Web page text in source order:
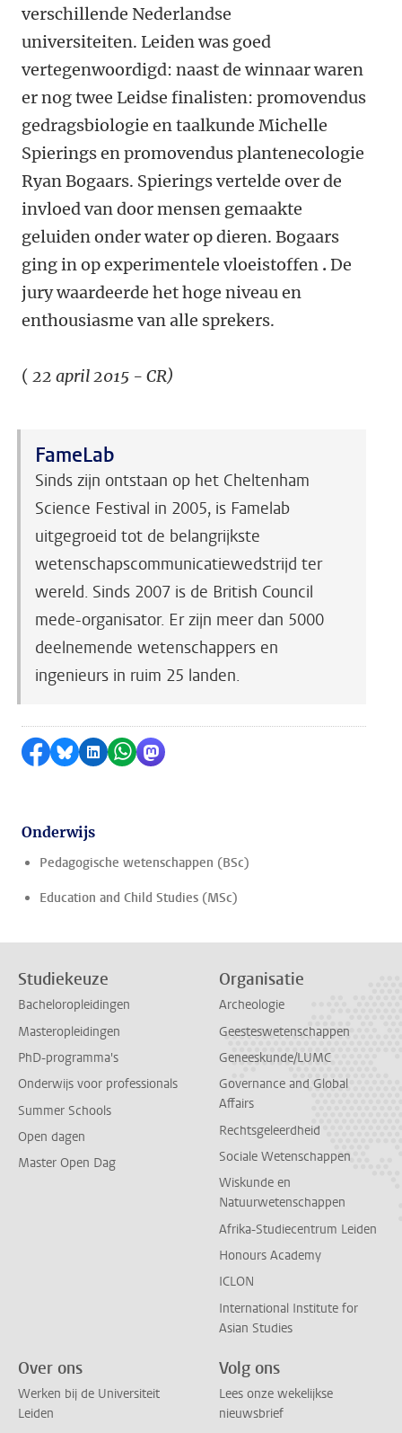
verschillende Nederlandse
universiteiten. Leiden was goed
vertegenwoordigd: naast de winnaar waren
er nog twee Leidse finalisten: promovendus
gedragsbiologie en taalkunde Michelle
Spierings en promovendus plantenecologie
Ryan Bogaars. Spierings vertelde over de
invloed van door mensen gemaakte
geluiden onder water op dieren. Bogaars
ging in op experimentele vloeistoffen . De
jury waardeerde het hoge niveau en
enthousiasme van alle sprekers.
( 22 april 2015 - CR)
FameLab
Sinds zijn ontstaan op het Cheltenham
Science Festival in 2005, is Famelab
uitgegroeid tot de belangrijkste
wetenschapscommunicatiewedstrijd ter
wereld. Sinds 2007 is de British Council
mede-organisator. Er zijn meer dan 5000
deelnemende wetenschappers en
ingenieurs in ruim 25 landen.
Delen op Facebook
Delen via Bluesky
Delen op LinkedIn
Delen via WhatsApp
Delen via Mastodon
Onderwijs
Pedagogische wetenschappen (BSc)
Education and Child Studies (MSc)
Studiekeuze
Bacheloropleidingen
Masteropleidingen
PhD-programma's
Onderwijs voor professionals
Summer Schools
Open dagen
Master Open Dag
Organisatie
Archeologie
Geesteswetenschappen
Geneeskunde/LUMC
Governance and Global
Affairs
Rechtsgeleerdheid
Sociale Wetenschappen
Wiskunde en
Natuurwetenschappen
Afrika-Studiecentrum Leiden
Honours Academy
ICLON
International Institute for
Asian Studies
Over ons
Werken bij de Universiteit
Leiden
Volg ons
Lees onze wekelijkse
nieuwsbrief